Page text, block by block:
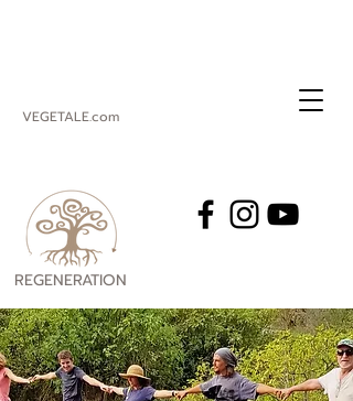
VEGETALE.com
REGENERATION